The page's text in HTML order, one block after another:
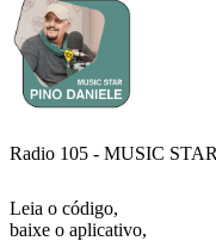
Radio 105 - MUSIC
Leia o código,
baixe o aplicativo,